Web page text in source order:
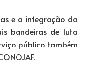
e a integração da
bandeiras de luta
público também